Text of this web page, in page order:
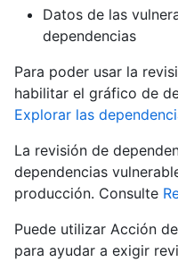
Datos de las
dependencias
Para poder usar la
habilitar el gráfico de
Explorar las
La revisión de
dependencias
producción. Consulte
Puede utilizar Acción
para ayudar a exigir